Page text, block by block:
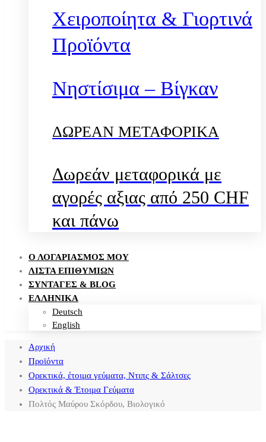
Χειροποίητα & Γιορτινά
Προϊόντα
Νηστίσιμα – Βίγκαν
ΔΩΡΕΑΝ ΜΕΤΑΦΟΡΙΚΑ
Δωρεάν μεταφορικά με
αγορές αξιας από 250 CHF
και πάνω
Ο ΛΟΓΑΡΙΑΣΜΌΣ ΜΟΥ
ΛΊΣΤΑ ΕΠΙΘΥΜΙΏΝ
ΣΥΝΤΑΓΈΣ & BLOG
ΕΛΛΗΝΙΚΑ
Deutsch
English
Αρχική
Προϊόντα
Ορεκτικά, έτοιμα γεύματα, Ντιπς & Σάλτσες
Ορεκτικά & Έτοιμα Γεύματα
Πολτός Μαύρου Σκόρδου, Βιολογικό